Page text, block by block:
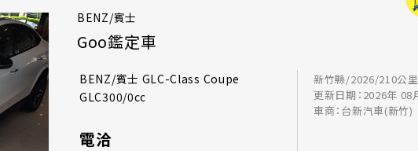
BENZ/賓士
Goo鑑定車
BENZ/賓士 GLC-Class Coupe
GLC300/0cc
電洽
新竹縣/2026/210公里
更新日期：2026年 08
車商：台新汽車(新竹)